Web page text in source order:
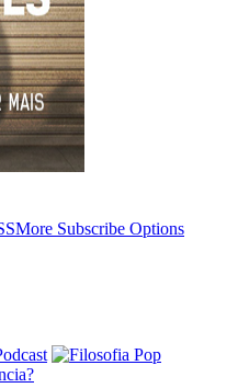
More Subscribe Options